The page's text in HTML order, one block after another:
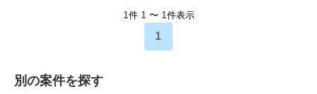
1 件 1 〜 1 件表示
1
別の案件を探す